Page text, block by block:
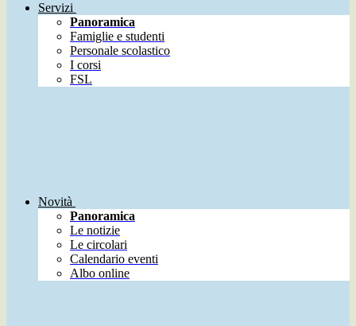
Servizi
Panoramica
Famiglie e studenti
Personale scolastico
I corsi
FSL
Novità
Panoramica
Le notizie
Le circolari
Calendario eventi
Albo online